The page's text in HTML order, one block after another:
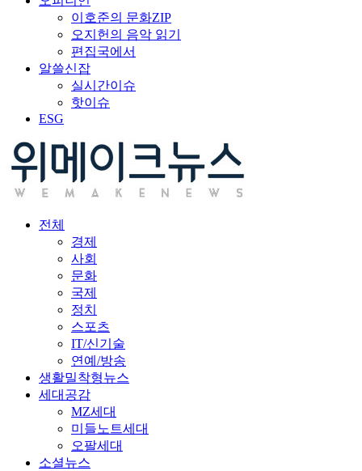
이호준의 문화ZIP
오지헌의 음악 읽기
편집국에서
알쓸신잡
실시간이슈
핫이슈
ESG
전체
경제
사회
문화
국제
정치
스포츠
IT/신기술
연예/방송
생활밀착형뉴스
세대공감
MZ세대
미들노트세대
오팔세대
소셜뉴스